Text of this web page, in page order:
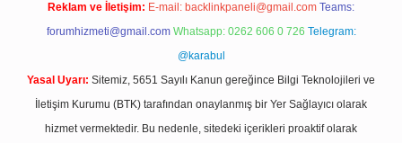
Reklam ve İletişim: E-mail: backlinkpaneli@gmail.com Teams:
forumhizmeti@gmail.com Whatsapp: 0262 606 0 726 Telegram:
@karabul
Yasal Uyarı: Sitemiz, 5651 Sayılı Kanun gereğince Bilgi Teknolojileri ve
İletişim Kurumu (BTK) tarafından onaylanmış bir Yer Sağlayıcı olarak
hizmet vermektedir. Bu nedenle, sitedeki içerikleri proaktif olarak